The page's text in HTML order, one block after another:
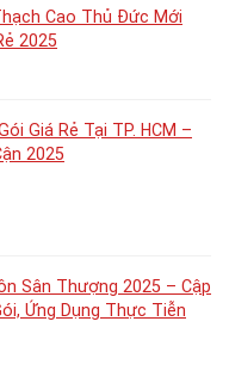
Cao Thủ Đức Mới
2025
Giá Rẻ Tại TP. HCM –
2025
Sân Thượng 2025 – Cập
Ứng Dụng Thực Tiễn